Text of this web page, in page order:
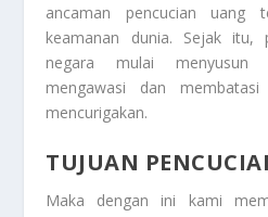
ancaman pencucian uang
keamanan dunia. Sejak itu,
negara mulai menyusun
mengawasi dan
mencurigakan.
TUJUAN
Maka dengan ini kami